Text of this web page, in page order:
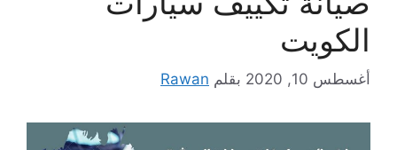
الكويت
أغسطس 10, 2020 بقلم Rawan